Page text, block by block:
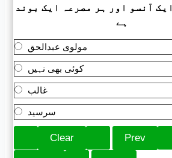
آنسو اور ہر مصرعہ ایک بوند
ہے
مولوی عبدالحق
کوئی بھی نہیں
غالب
سرسید